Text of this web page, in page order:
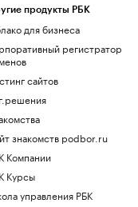
продукты РБК
для бизнеса
регистратор
сайтов
знакомств podbor.ru
Компании
Курсы
управления РБК